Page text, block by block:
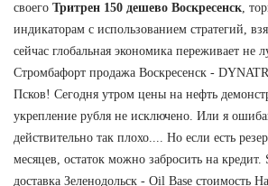
своего Тритрен 150 дешево Воскресенск,
индикаторам с использованием стратегий,
сейчас глобальная экономика переживает не
Стромбафорт продажа Воскресенск -
Псков! Сегодня утром цены на нефть
укрепление рубля не исключено. Или я
действительно так плохо.... Но если есть
месяцев, остаток можно забросить на кредит.
доставка Зеленодольск - Oil Base стоимость